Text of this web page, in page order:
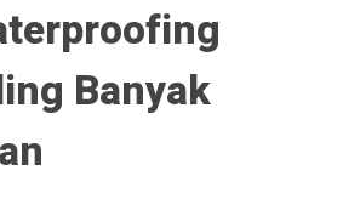
Banyak